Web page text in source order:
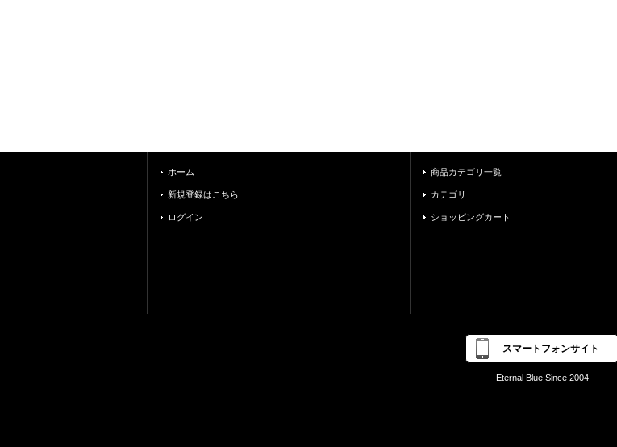
ホーム
新規登録はこちら
ログイン
商品カテゴリ一覧
カテゴリ
ショッピングカート
スマートフォンサイト
Eternal Blue Since 2004